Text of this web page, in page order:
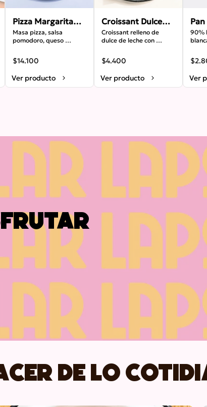
Pizza Margarita
Fior Di Latte
Masa pizza, salsa
pomodoro, queso
albahaca, aceite de oliva,
ajo, queso pecorino.
$14.100
Ver producto
Croissant Dulce
de Leche
Croissant relleno de
dulce de leche con
$4.400
Ver producto
90%
Ver
de lo